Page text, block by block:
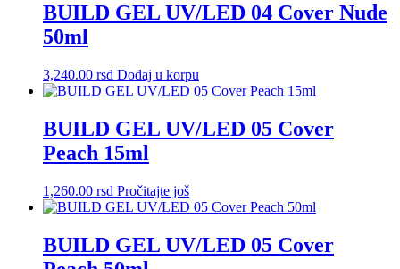
BUILD GEL UV/LED 04 Cover Nude
50ml
3,240.00 rsd Dodaj u korpu
BUILD GEL UV/LED 05 Cover
Peach 15ml
1,260.00 rsd Pročitajte još
BUILD GEL UV/LED 05 Cover